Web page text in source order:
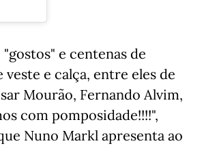
e centenas de
e calça, entre eles de
Mourão, Fernando Alvim,
com pomposidade!!!!",
Nuno Markl apresenta ao